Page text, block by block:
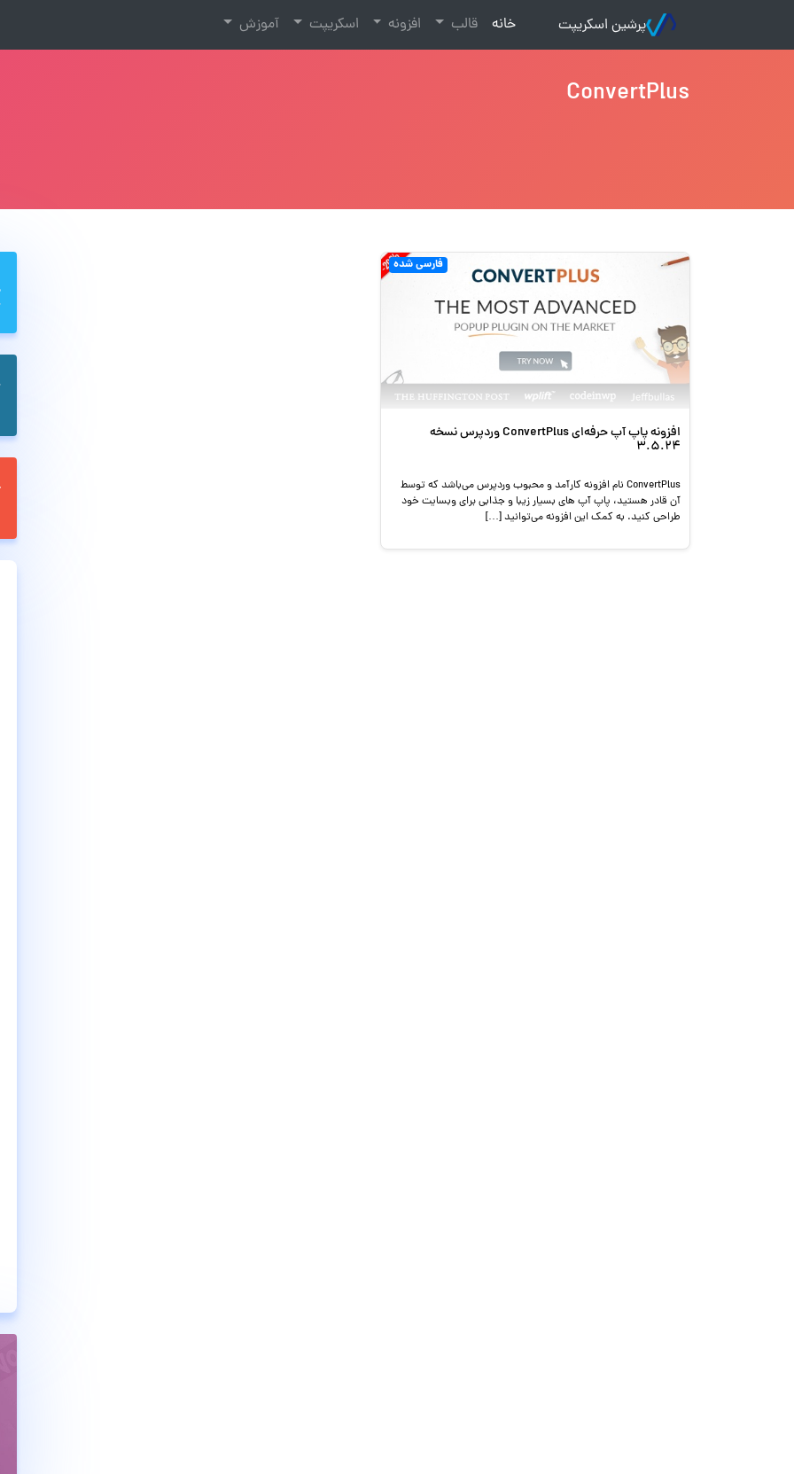
پرشین اسکریپت خانه
(current) قالب افزونه اسکریپت آموزش
ConvertPlus
فارسی شده
افزونه پاپ آپ حرفه‌ای ConvertPlus وردپرس نسخه
3.5.24
ConvertPlus نام افزونه کارآمد و محبوب وردپرس می‌باشد که توسط
آن قادر هستید، پاپ آپ های بسیار زیبا و جذابی برای وبسایت خود
طراحی کنید. به کمک این افزونه می‌توانید […]